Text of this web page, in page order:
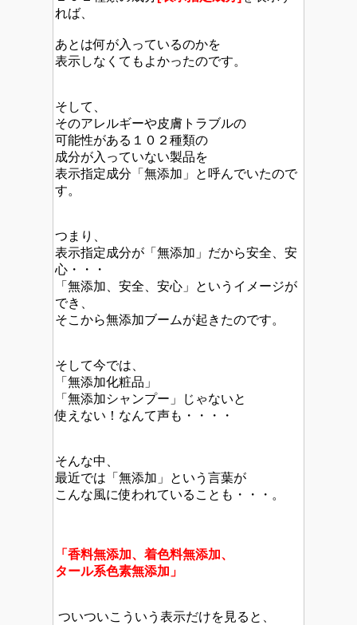
れば、
あとは何が入っているのかを
表示しなくてもよかったのです。
そして、
そのアレルギーや皮膚トラブルの
可能性がある１０２種類の
成分が入っていない製品を
表示指定成分「無添加」と呼んでいたので
す。
つまり、
表示指定成分が「無添加」だから安全、安
心・・・
「無添加、安全、安心」というイメージが
でき、
そこから無添加ブームが起きたのです。
そして今では、
「無添加化粧品」
「無添加シャンプー」じゃないと
使えない！なんて声も・・・・
そんな中、
最近では「無添加」という言葉が
こんな風に使われていることも・・・。
「香料無添加、着色料無添加、
タール系色素無添加」
ついついこういう表示だけを見ると、